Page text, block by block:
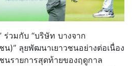
ร่วมกับ “บริษัท บางจาก
)” ลุยพัฒนาเยาวชนอย่างต่อเนื่อง
นรายการสุดท้ายของฤดูกาล